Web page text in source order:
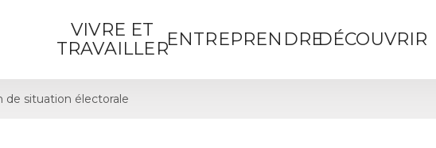
VIVRE ET
TRAVAILLERENTREPRENDREDÉCOUVRIR
de situation électorale